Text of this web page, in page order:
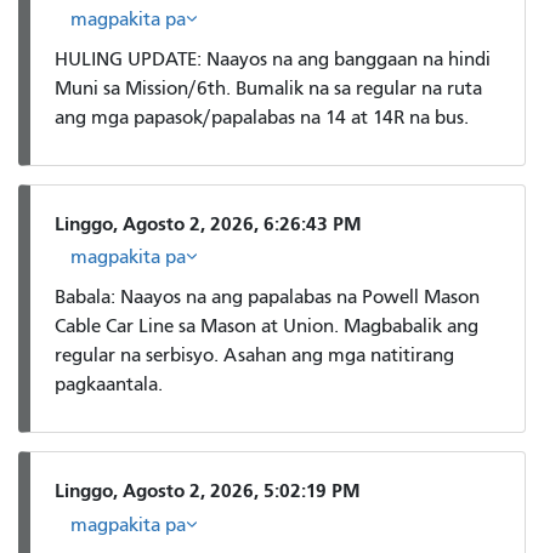
magpakita pa
HULING UPDATE: Naayos na ang banggaan na hindi
Muni sa Mission/6th. Bumalik na sa regular na ruta
ang mga papasok/papalabas na 14 at 14R na bus.
Linggo, Agosto 2, 2026, 6:26:43 PM
magpakita pa
Babala: Naayos na ang papalabas na Powell Mason
Cable Car Line sa Mason at Union. Magbabalik ang
regular na serbisyo. Asahan ang mga natitirang
pagkaantala.
Linggo, Agosto 2, 2026, 5:02:19 PM
magpakita pa